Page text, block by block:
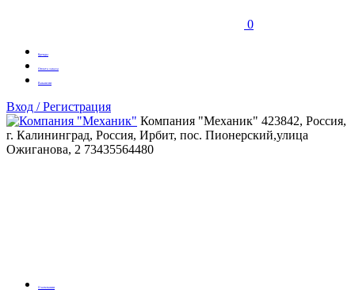
0
Бренды
Оплата заказа
Вакансии
Вход / Регистрация
Компания "Механик" 423842, Россия,
г. Калининград, Россия, Ирбит, пос. Пионерский,улица
Ожиганова, 2 73435564480
О компании